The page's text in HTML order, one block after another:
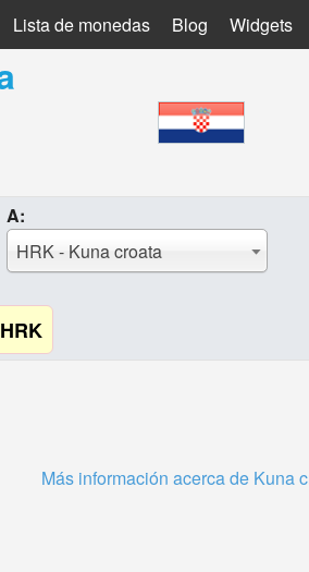
Lista de monedas Blog Widgets
A:
HRK - Kuna croata
Más información acerca de Kuna